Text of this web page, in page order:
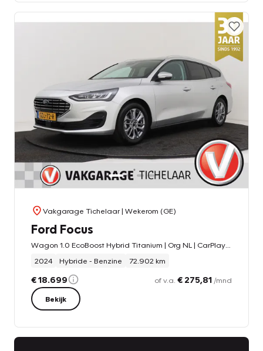
Vakgarage Tichelaar| Wekerom (GE)
Ford Focus
2024
Hybride - Benzine 72.902 km
€ 18.699 of v.a. € 275,81 /mnd
Bekijk